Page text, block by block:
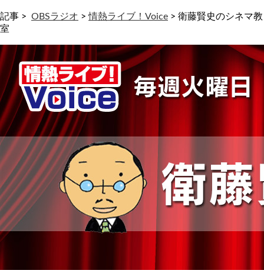
記事 > OBSラジオ >情熱ライブ！Voice > 衛藤賢史のシネマ教
室